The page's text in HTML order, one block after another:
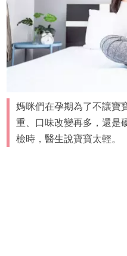
媽咪們在孕期為了不讓寶
重、口味改變再多，還是
檢時，醫生說寶寶太輕。